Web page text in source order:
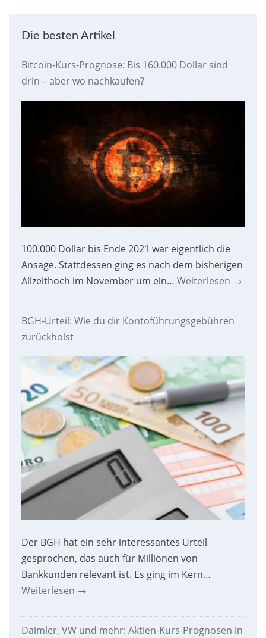
Die besten Artikel
Bitcoin-Kurs-Prognose: Bis 160.000 Dollar sind
drin – aber wo nachkaufen?
100.000 Dollar bis Ende 2021 war eigentlich die
Ansage. Stattdessen ging es nach dem bisherigen
Allzeithoch im November um ein… Weiterlesen →
BGH-Urteil: Wie du dir Kontoführungsgebühren
zurückholst
Der BGH hat ein sehr interessantes Urteil
gesprochen, das auch für Millionen von
Bankkunden relevant ist. Es ging im Kern…
Weiterlesen →
Daimler, VW und mehr: Aktien-Kurs-Prognosen in